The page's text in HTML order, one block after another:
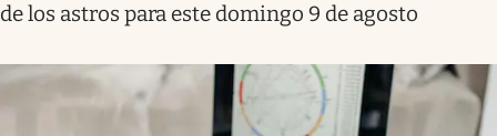
de los astros para este domingo 9 de agosto